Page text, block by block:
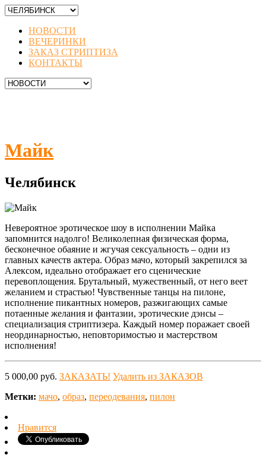
НОВОСТИ
ВЕЧЕРИНКИ
ЗАКАЗ СТРИПТИЗА
КОНТАКТЫ
Майк
Челябинск
Невероятное эротическое шоу в исполнении Майка
запомнится надолго! Великолепная физическая форма,
бесконечное обаяние и жгучая сексуальность – одни из
главных качеств актера. Образ мачо, который закрепился за
Алексом, идеально отображает его сценические
перевоплощения. Брутальный, мужественный, от него веет
желанием и страстью! Чувственные танцы на пилоне,
исполнение пикантных номеров, разжигающих самые
потаенные желания и фантазии, эротические дэнсы –
специализация стриптизера. Каждый номер поражает своей
неординарностью, неповторимостью и мастерством
исполнения!
5 000,00 руб. ЗАКАЗАТЬ! Удалить из ЗАКАЗОВ
Метки: мачо, образ, переодевания, пилон
Нравится